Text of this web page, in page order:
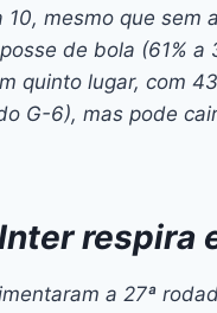
10, mesmo que
de bola (61%
quinto lugar, com
G-6), mas pode
respira
a 27ª